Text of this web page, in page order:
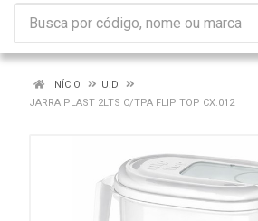
INÍCIO
U.D
JARRA PLAST 2LTS C/TPA FLIP TOP CX:012